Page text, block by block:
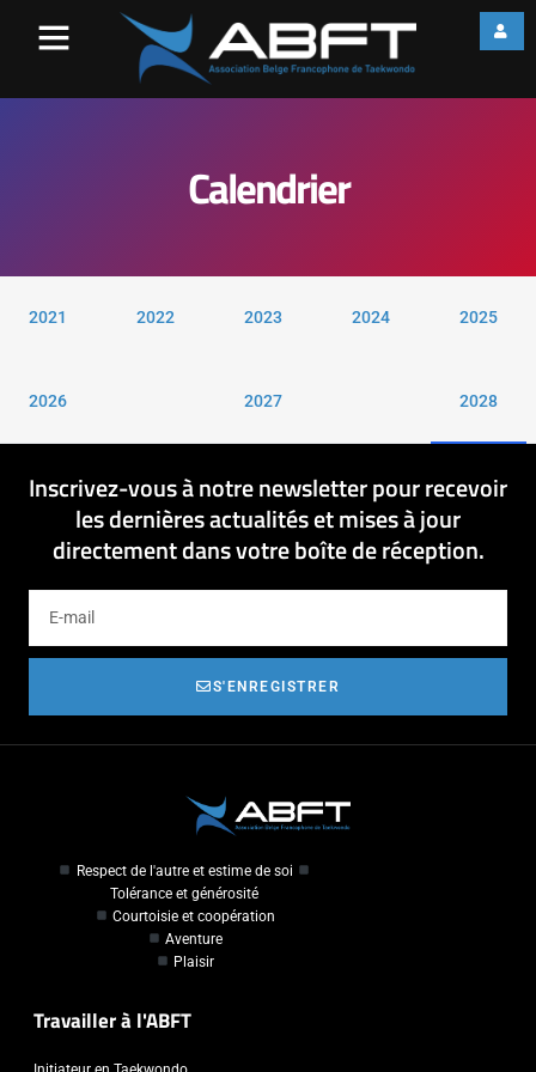
Calendrier
2021 2022 2023 2024 2025
2026 2027 2028
Inscrivez-vous à notre newsletter pour recevoir
les dernières actualités et mises à jour
directement dans votre boîte de réception.
S'ENREGISTRER
Respect de l'autre et estime de soi
Tolérance et générosité
Courtoisie et coopération
Aventure
Plaisir
Travailler à l'ABFT